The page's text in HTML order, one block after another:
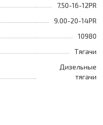
7.50-16-12PR
9.00-20-14PR
10980
Тягачи
Дизельные
тягачи